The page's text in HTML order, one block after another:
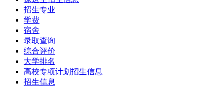
招生专业
学费
宿舍
录取查询
综合评价
大学排名
高校专项计划招生信息
招生信息